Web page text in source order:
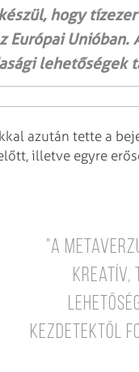
hogy
Európai
lehetőségek
azután tette a
illetve egyre
"A
kreatív,
Kezdetektől